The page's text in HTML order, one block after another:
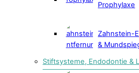
Prophylaxe
Zahnstein-
&
Stiftsysteme, Endodontie &